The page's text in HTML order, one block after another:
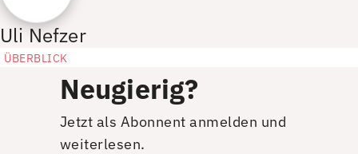
Uli Nefzer
ÜBERBLICK
Neugierig?
Jetzt als Abonnent anmelden und
weiterlesen.